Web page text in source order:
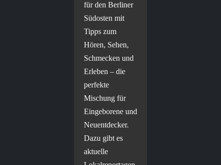
für den Berliner
Südosten mit
Tipps zum
Hören, Sehen,
Schmecken und
Erleben – die
perfekte
Mischung für
Eingeborene und
Neuentdecker.
Dazu gibt es
aktuelle